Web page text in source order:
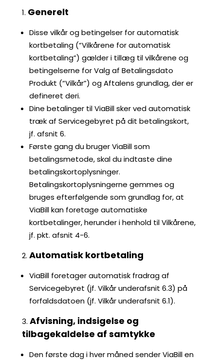
Generelt
Disse vilkår og betingelser for automatisk
kortbetaling (“Vilkårene for automatisk
kortbetaling”) gælder i tillæg til vilkårene og
betingelserne for Valg af Betalingsdato
Produkt (“Vilkår”) og Aftalens grundlag, der er
defineret deri.
Dine betalinger til ViaBill sker ved automatisk
træk af Servicegebyret på dit betalingskort,
jf. afsnit 6.
Første gang du bruger ViaBill som
betalingsmetode, skal du indtaste dine
betalingskortoplysninger.
Betalingskortoplysningerne gemmes og
bruges efterfølgende som grundlag for, at
ViaBill kan foretage automatiske
kortbetalinger, herunder i henhold til Vilkårene,
jf. pkt. afsnit 4-6.
Automatisk kortbetaling
ViaBill foretager automatisk fradrag af
Servicegebyret (jf. Vilkår underafsnit 6.3) på
forfaldsdatoen (jf. Vilkår underafsnit 6.1).
Afvisning, indsigelse og
tilbagekaldelse af samtykke
Den første dag i hver måned sender ViaBill en